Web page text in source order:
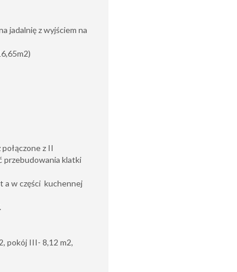
jadalnię z wyjściem na
z II
przebudowania klatki
a w części kuchennej
pokój III- 8,12 m2,